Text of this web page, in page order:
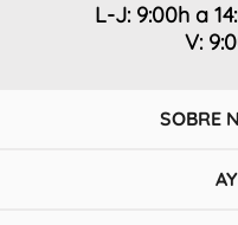
L-J: 9:00h a
V:
SOBRE